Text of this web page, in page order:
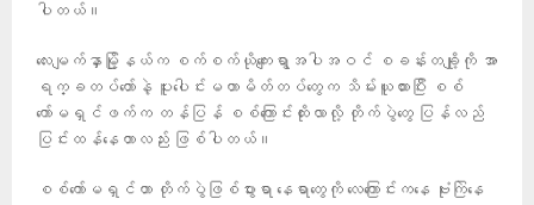
ပါတယ်။
လေးမျက်နှာမြို့နယ်က စက်စက်ယိုကျေးရွာအပါအဝင် စခန်းတချို့ကို အာ
ရက္ခတပ်တော်နဲ့ ပူးပေါင်းမဟာမိတ်တပ်တွေက သိမ်းယူထားပြီး စစ်
ကော်မရှင်ဖက်က တန်ပြန် စစ်ကြောင်းထိုးလာလို့ တိုက်ပွဲတွေ ပြန်လည်
ပြင်းထန်နေတာလည်း ဖြစ်ပါတယ်။
စစ်ကော်မရှင်ဟာ တိုက်ပွဲဖြစ်ပွားရာ နေရာတွေကို လေကြောင်းကနေ ဗုံးကြဲနေ